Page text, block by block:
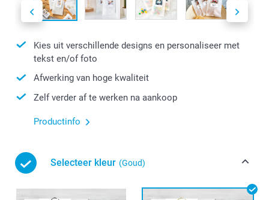
Kies uit verschillende designs en personaliseer met
tekst en/of foto
Afwerking van hoge kwaliteit
Zelf verder af te werken na aankoop
Productinfo
Selecteer kleur (Goud)